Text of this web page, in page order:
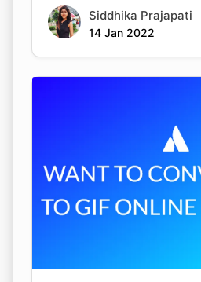
Copy Link
Siddhika Prajapati
14 Jan 2022